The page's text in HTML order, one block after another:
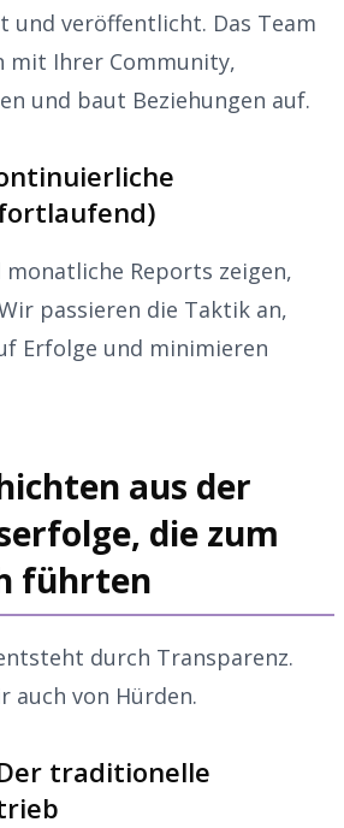
und veröffentlicht. Das Team
Ihrer Community,
und baut Beziehungen auf.
Reports zeigen,
passieren die Taktik an,
Erfolge und minimieren
aus der
die zum
führten
durch Transparenz.
auch von Hürden.
traditionelle